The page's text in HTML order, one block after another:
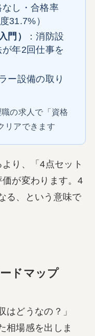
し・合格率
31.7%）
門）
：消防設
年2回仕事を
ー設備の取り
の求人で「資格
リアできます
り、「4点セット
が変わります。4
る、という意味で
ドマップ
はどうなの？」
場感を出しま